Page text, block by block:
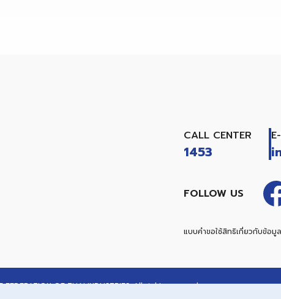
CALL CENTER
1453
FOLLOW US
แบบคำขอใช้สิทธิเกี่ยวกับข้อ
FEDERATION OF THAI INDUSTRIES. All right reserved.